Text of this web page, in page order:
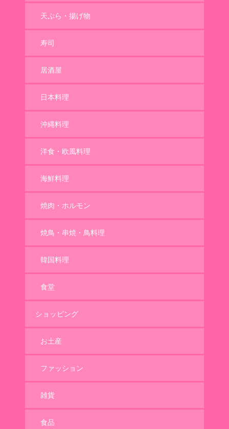
天ぷら・揚げ物
寿司
居酒屋
日本料理
沖縄料理
洋食・欧風料理
海鮮料理
焼肉・ホルモン
焼鳥・串焼・鳥料理
韓国料理
食堂
ショッピング
お土産
ファッション
雑貨
食品